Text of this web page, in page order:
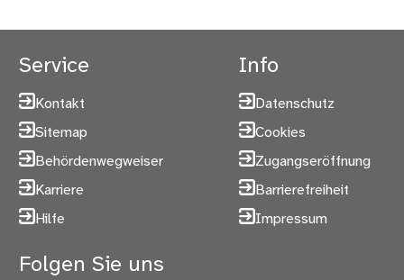
Service
Kontakt
Sitemap
Behördenwegweiser
Karriere
Hilfe
Info
Datenschutz
Cookies
Zugangseröffnung
Barrierefreiheit
Impressum
Folgen Sie uns